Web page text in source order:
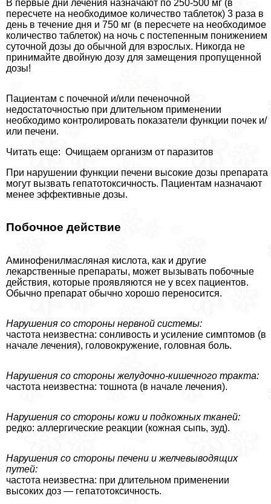
В первые дни лечения назначают по 250-500 мг (в
пересчете на необходимое количество таблеток) 3 раза в
день в течение дня и 750 мг (в пересчете на необходимое
количество таблеток) на ночь с постепенным понижением
суточной дозы до обычной для взрослых. Никогда не
принимайте двойную дозу для замещения пропущенной
дозы!
Пациентам с почечной и/или печеночной
недостаточностью при длительном применении
необходимо контролировать показатели функции почек и/
или печени.
Читать еще: Очищаем организм от паразитов
При нарушении функции печени высокие дозы препарата
могут вызвать гепатотоксичность. Пациентам назначают
менее эффективные дозы.
Побочное действие
Аминофенилмасляная кислота, как и другие
лекарственные препараты, может вызывать побочные
действия, которые проявляются не у всех пациентов.
Обычно препарат обычно хорошо переносится.
Нарушения со стороны нервной системы:
частота неизвестна: сонливость и усиление симптомов (в
начале лечения), головокружение, головная боль.
Нарушения со стороны желудочно-кишечного тpaкта:
частота неизвестна: тошнота (в начале лечения).
Нарушения со стороны кожи и подкожных тканей:
редко: аллергические реакции (кожная сыпь, зуд).
Нарушения со стороны печени и желчевыводящих
путей:
частота неизвестна: при длительном применении
высоких доз — гепатотоксичность.